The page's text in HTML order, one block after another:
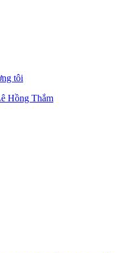
tôi
Hồng Thắm